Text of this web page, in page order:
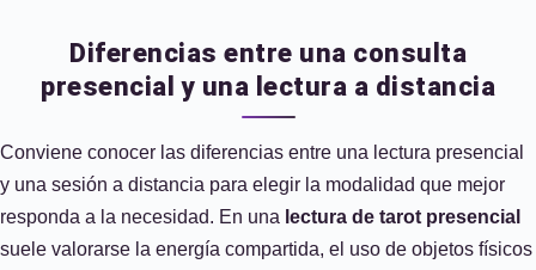
Diferencias entre una consulta
presencial y una lectura a distancia
Conviene conocer las diferencias entre una lectura presencial
y una sesión a distancia para elegir la modalidad que mejor
responda a la necesidad. En una lectura de tarot presencial
suele valorarse la energía compartida, el uso de objetos físicos